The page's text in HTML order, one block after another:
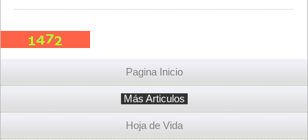
Pagina Inicio
Más Articulos
Hoja de Vida